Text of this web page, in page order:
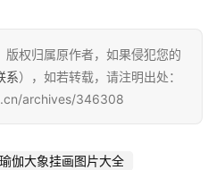
权归属原作者，如果侵犯您的
系），如若转载，请注明出处：
archives/346308
瑜伽大象挂画图片大全